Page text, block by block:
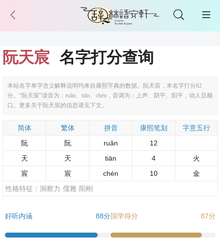
阮天宸 名字打分查询
本站名字单字含义解释说明均来自康熙字典的数据。阮天宸，本名字打分82
分。“阮天宸”读音为：ruǎn、tiān、chén，音调为：上声、阴平、阳平，动人且顺
口。更多关于阮天宸的信息请见下文。
简体 繁体 拼音 康熙笔划
字意五行
阮
阮 ruǎn
12
天
天 tiān 4
火
宸
宸 chén 10
金
性格特征： 洞察力 儒雅 阳刚
好听内涵 88分国学得分 87分